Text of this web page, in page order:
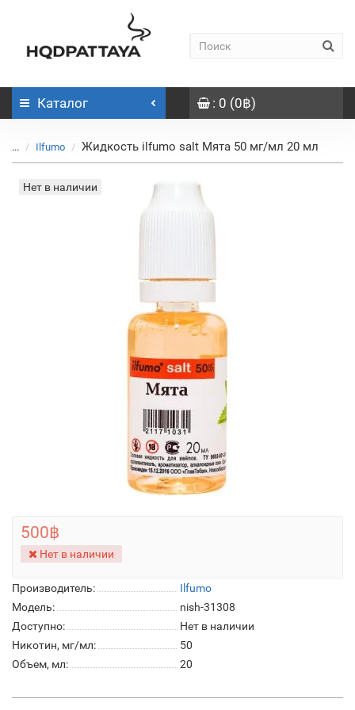
Каталог : 0 (0฿)
... Ilfumo Жидкость ilfumo salt Мята 50 мг/мл 20 мл
Нет в наличии
Производитель:
Ilfumo
Модель:
nish-31308
Доступно:
Нет в наличии
Никотин, мг/мл:
50
Объем, мл:
20
500฿
Нет в наличии